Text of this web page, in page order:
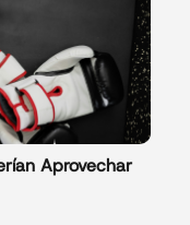
Aprovechar